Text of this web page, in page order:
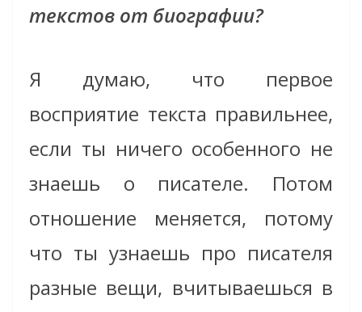
текстов от биографии?
Я думаю, что первое
восприятие текста правильнее,
если ты ничего особенного не
знаешь о писателе. Потом
отношение меняется, потому
что ты узнаешь про писателя
разные вещи, вчитываешься в